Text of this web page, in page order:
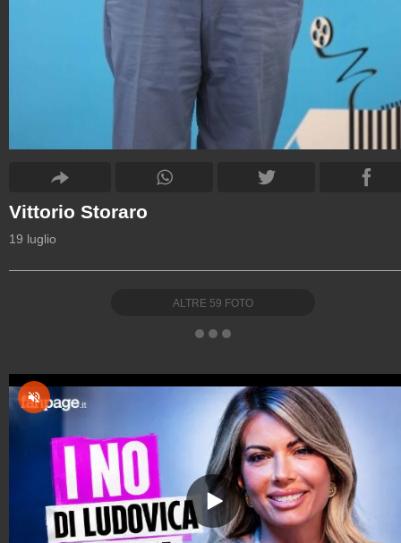
Vittorio Storaro
19 luglio
ALTRE 59 FOTO